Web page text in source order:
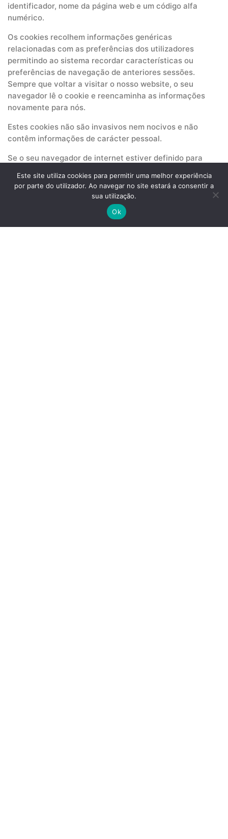
identificador, nome da página web e um código alfa
numérico.
Os cookies recolhem informações genéricas
relacionadas com as preferências dos utilizadores
permitindo ao sistema recordar características ou
preferências de navegação de anteriores sessões.
Sempre que voltar a visitar o nosso website, o seu
navegador lê o cookie e reencaminha as informações
novamente para nós.
Estes cookies não são invasivos nem nocivos e não
contêm informações de carácter pessoal.
Se o seu navegador de internet estiver definido para
consideramos que está a aceitar a nossa política de
POR QUE USAMOS COOKIES?
Este site utiliza cookies para permitir uma melhor experiência
por parte do utilizador. Ao navegar no site estará a consentir a
sua utilização.
Ok